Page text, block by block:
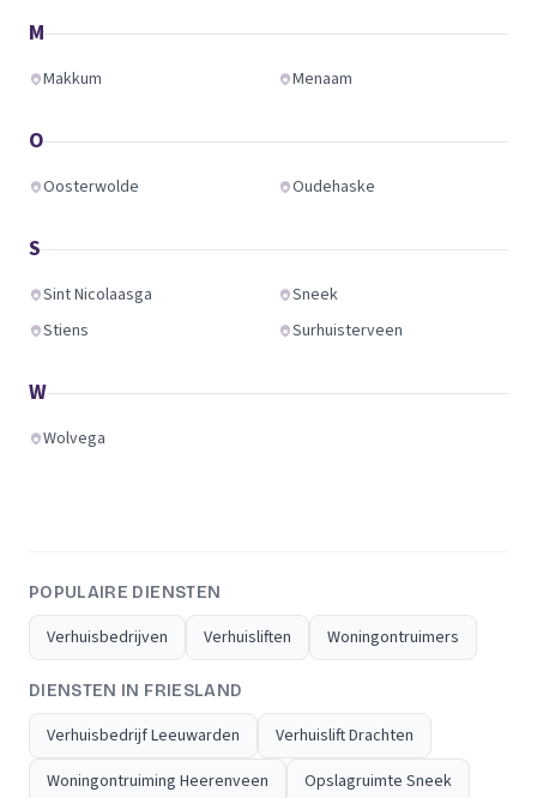
M
Makkum Menaam
O
Oosterwolde Oudehaske
S
Sint Nicolaasga
Sneek
Stiens
Surhuisterveen
W
Wolvega
POPULAIRE DIENSTEN
Verhuisbedrijven Verhuisliften Woningontruimers
DIENSTEN IN FRIESLAND
Verhuisbedrijf Leeuwarden
Verhuislift Drachten
Woningontruiming Heerenveen
Opslagruimte Sneek